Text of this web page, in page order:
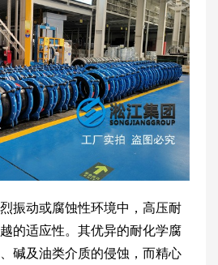
振动或腐蚀性环境中，高压耐
的适应性。其优异的耐化学腐
碱及油类介质的侵蚀，而精心